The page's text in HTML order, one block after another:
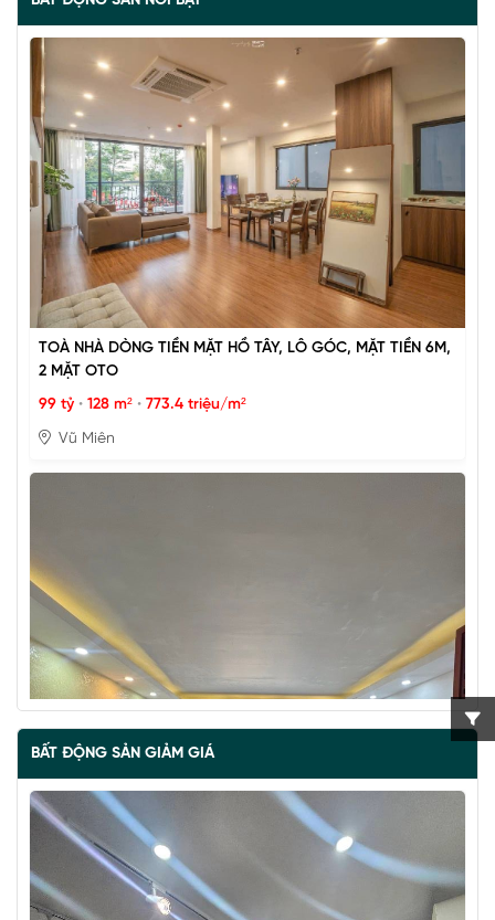
TOÀ NHÀ DÒNG TIỀN MẶT HỒ TÂY, LÔ GÓC, MẶT TIỀN 6M,
2 MẶT OTO
99 tỷ • 128 m² • 773.4 triệu/m²
Vũ Miên
BẤT ĐỘNG SẢN GIẢM GIÁ